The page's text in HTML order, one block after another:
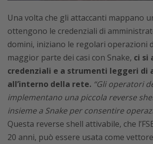
Una volta che gli attaccanti mappano
ottengono le credenziali di
domini, iniziano le regolari operazioni
maggior parte dei casi con Snake, ci si
credenziali e a strumenti leggeri di
all’interno della rete. “Gli operatori
implementano una piccola reverse
insieme a Snake per consentire
Questa reverse shell attivabile, che
20 anni, può essere usata come